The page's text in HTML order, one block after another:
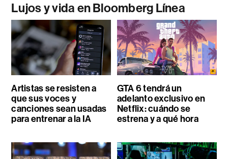
Lujos y vida en Bloomberg Línea
Artistas se resisten a
que sus voces y
canciones sean usadas
para entrenar a la IA
GTA 6 tendrá un
adelanto exclusivo en
Netflix: cuándo se
estrena y a qué hora